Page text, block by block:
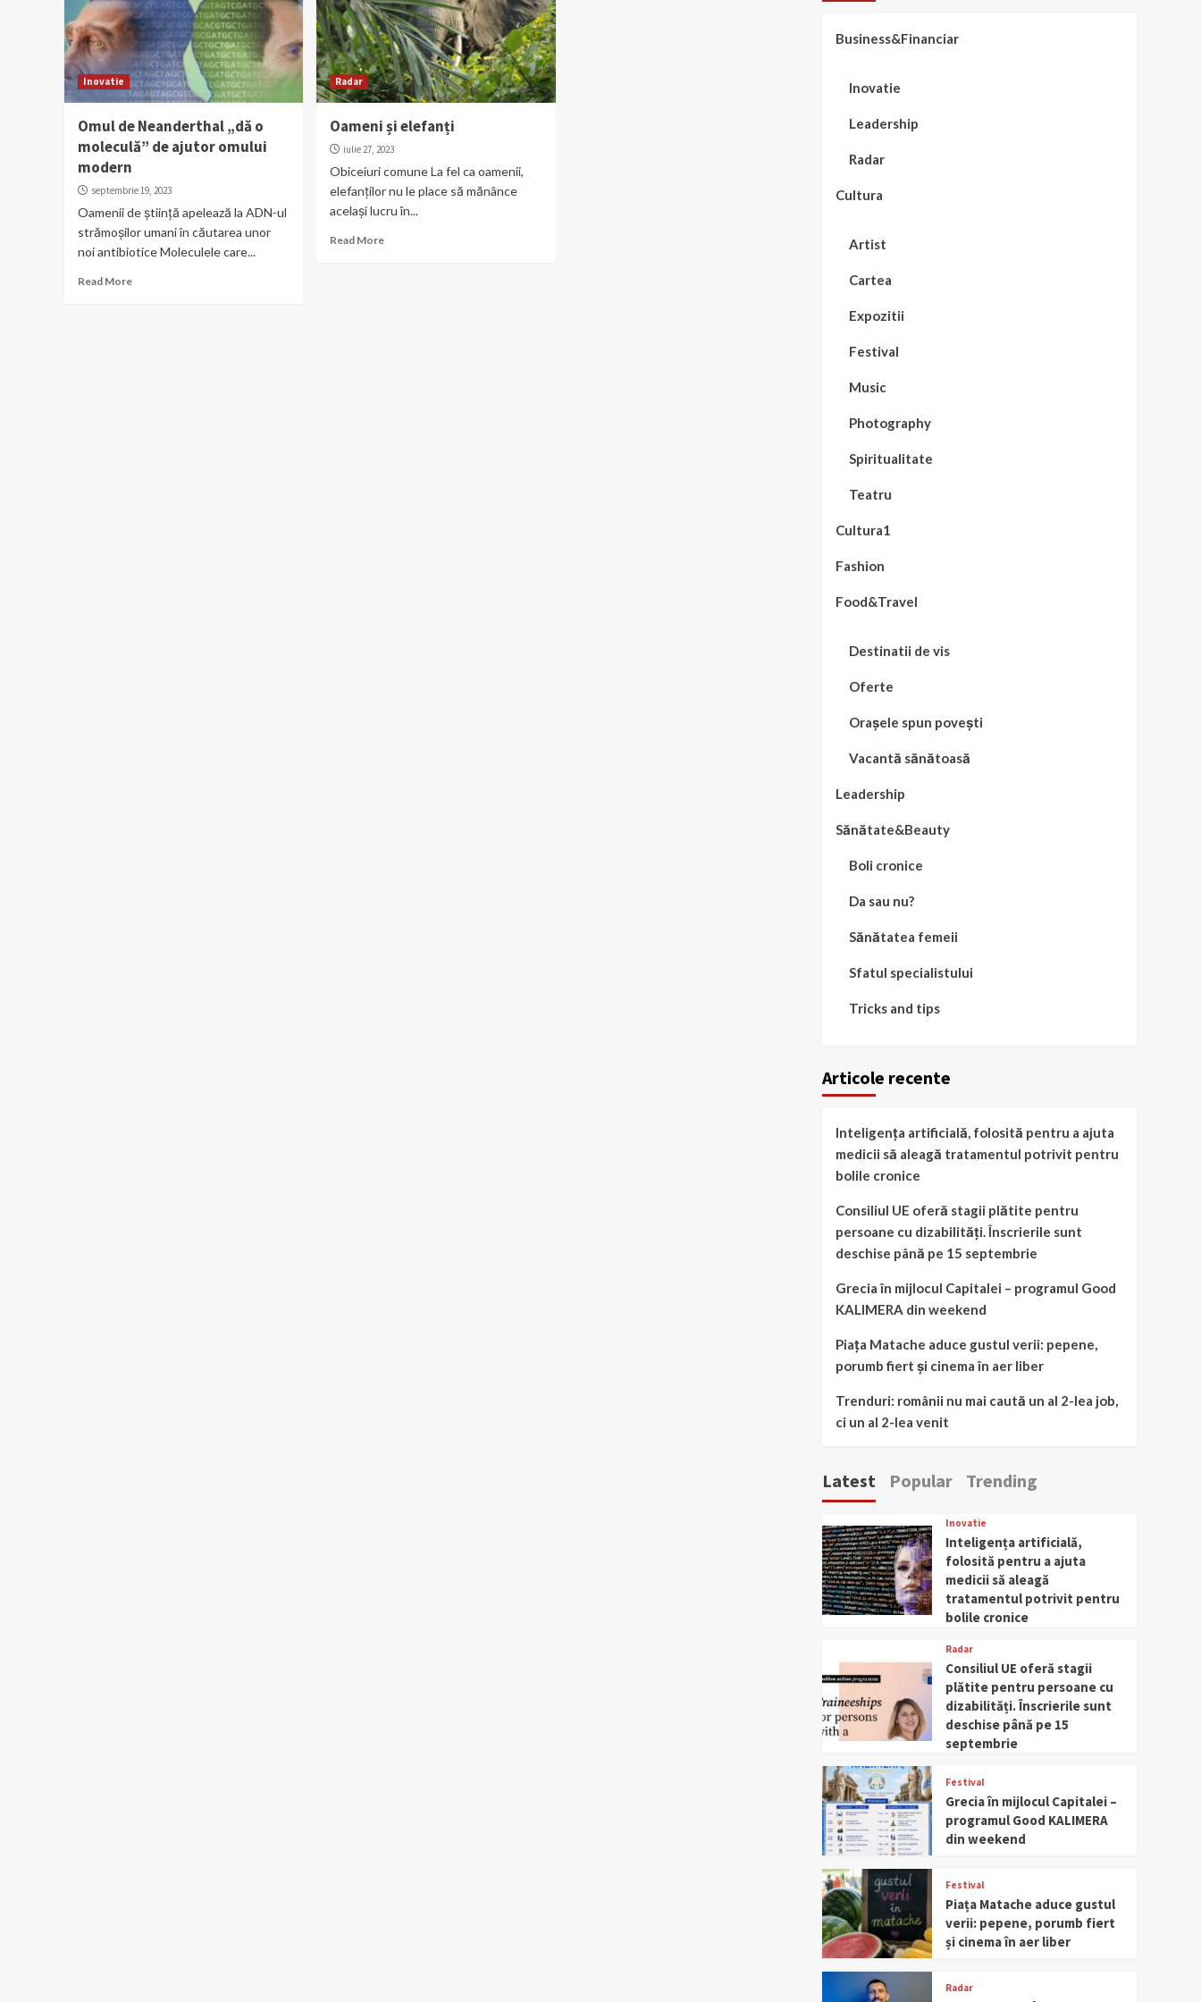
Inovatie
Omul de Neanderthal „dă o
moleculă” de ajutor omului
modern
septembrie 19, 2023
Oamenii de știință apelează la ADN-ul
strămoșilor umani în căutarea unor
noi antibiotice Moleculele care...
Read More
Radar
Oameni și elefanți
iulie 27, 2023
Obiceiuri comune La fel ca oamenii,
elefanților nu le place să mănânce
același lucru în...
Read More
Business&Financiar
Inovatie
Leadership
Radar
Cultura
Artist
Cartea
Expozitii
Festival
Music
Photography
Spiritualitate
Teatru
Cultura1
Fashion
Food&Travel
Destinatii de vis
Oferte
Orașele spun povești
Vacantă sănătoasă
Leadership
Sănătate&Beauty
Boli cronice
Da sau nu?
Sănătatea femeii
Sfatul specialistului
Tricks and tips
Articole recente
Inteligența artificială, folosită pentru a ajuta
medicii să aleagă tratamentul potrivit pentru
bolile cronice
Consiliul UE oferă stagii plătite pentru
persoane cu dizabilități. Înscrierile sunt
deschise până pe 15 septembrie
Grecia în mijlocul Capitalei – programul Good
KALIMERA din weekend
Piața Matache aduce gustul verii: pepene,
porumb fiert și cinema în aer liber
Trenduri: românii nu mai caută un al 2-lea job,
ci un al 2-lea venit
Latest Popular Trending
Inovatie
Inteligența artificială,
folosită pentru a ajuta
medicii să aleagă
tratamentul potrivit pentru
bolile cronice
Radar
Consiliul UE oferă stagii
plătite pentru persoane cu
dizabilități. Înscrierile sunt
deschise până pe 15
septembrie
Festival
Grecia în mijlocul Capitalei –
programul Good KALIMERA
din weekend
Festival
Piața Matache aduce gustul
verii: pepene, porumb fiert
și cinema în aer liber
Radar